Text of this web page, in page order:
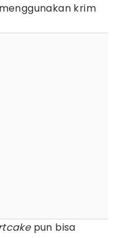
krim
pun bisa